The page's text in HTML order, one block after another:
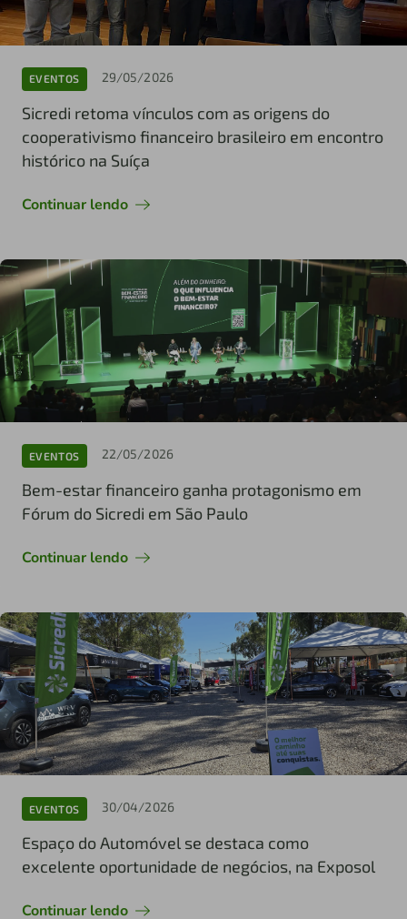
EVENTOS 29/05/2026
Sicredi retoma vínculos com as origens do
cooperativismo financeiro brasileiro em encontro
histórico na Suíça
Continuar lendo
EVENTOS 22/05/2026
Bem-estar financeiro ganha protagonismo em
Fórum do Sicredi em São Paulo
Continuar lendo
EVENTOS 30/04/2026
Espaço do Automóvel se destaca como
excelente oportunidade de negócios, na Exposol
Continuar lendo